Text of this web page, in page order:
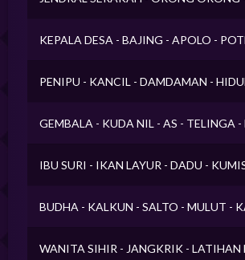
KEPALA DESA - BAJING - APOLO -
PENIPU - KANCIL - DAMDAMAN -
GEMBALA - KUDA NIL - AS - TELINGA -
IBU SURI - IKAN LAYUR - DADU -
BUDHA - KALKUN - SALTO - MULUT -
WANITA SIHIR - JANGKRIK -